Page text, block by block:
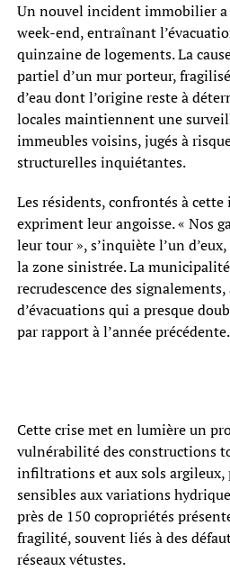
Un nouvel incident immobilier a
week-end, entraînant
quinzaine de logements. La
partiel d’un mur porteur,
d’eau dont l’origine reste à
locales maintiennent une
immeubles voisins, jugés à
structurelles inquiétantes.
Les résidents, confrontés à
expriment leur angoisse. « Nos
leur tour », s’inquiète l’un
la zone sinistrée. La
recrudescence des
d’évacuations qui a presque
par rapport à l’année précédente.
Cette crise met en lumière un
vulnérabilité des constructions
infiltrations et aux sols
sensibles aux variations
près de 150 copropriétés
fragilité, souvent liés à des
réseaux vétustes.